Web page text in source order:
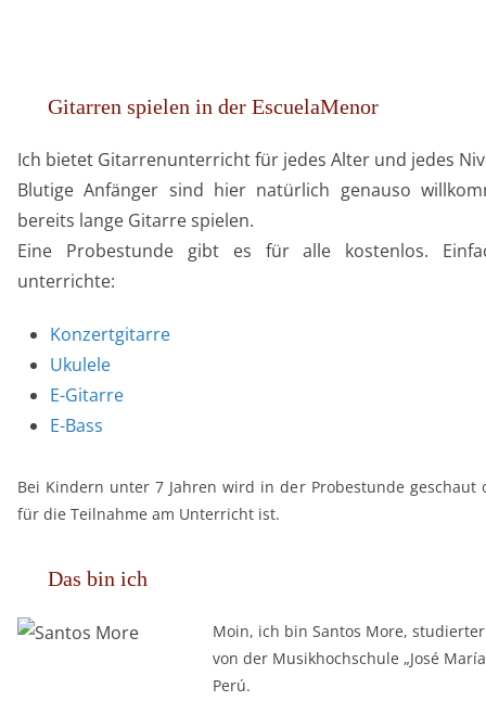
Gitarren spielen in der EscuelaMenor
Ich bietet Gitarrenunterricht für jedes Alter und jedes
Blutige Anfänger sind hier natürlich genauso
bereits lange Gitarre spielen.
Eine Probestunde gibt es für alle kostenlos.
unterrichte:
Konzertgitarre
Ukulele
E-Gitarre
E-Bass
Bei Kindern unter 7 Jahren wird in der Probestunde geschaut
für die Teilnahme am Unterricht ist.
Das bin ich
Moin, ich bin Santos More,
von der Musikhochschule „José
Perú.